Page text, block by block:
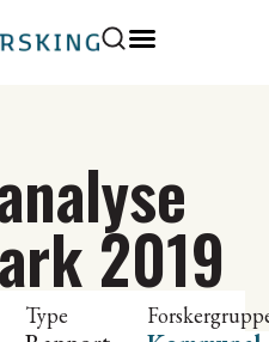
2019
Type